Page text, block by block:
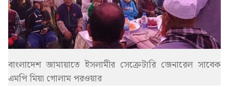
বাংলাদেশ জামায়াতে ইসলামীর সেক্রেটারি জেনারেল সাবেক
এমপি মিয়া গোলাম পরওয়ার